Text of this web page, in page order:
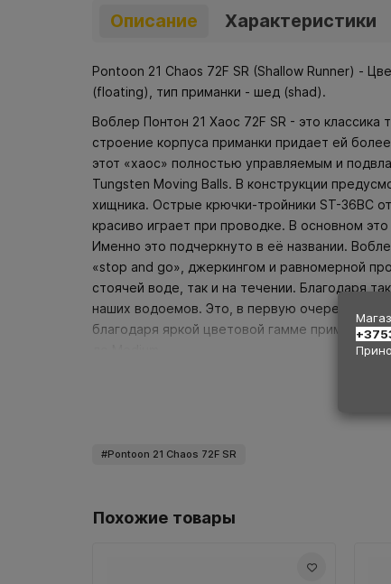
Описание Характеристики
Pontoon 21 Chaos 72F SR (Shallow Runner) -
(floating), тип приманки - шед (shad).
Воблер Понтон 21 Хаос 72F SR - это классика
строение корпуса приманки придает ей
этот «хаос» полностью управляемым и
Tungsten Moving Balls. В конструкции
хищника. Острые крючки-тройники ST-36BC
красиво играет при проводке. В основном
Именно это подчеркнуто в её названии.
«stop and go», джеркингом и равномерной
стоячей воде, так и на течении. Благодаря
наших водоемов. Это, в первую очередь,
благодаря яркой цветовой гамме приманок.
Весь ассортимент представленный в нашем
Pontoon 21 Chaos 72F SR
Похожие товары